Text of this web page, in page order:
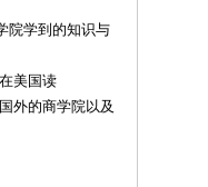
院学到的知识与
美国读
外的商学院以及